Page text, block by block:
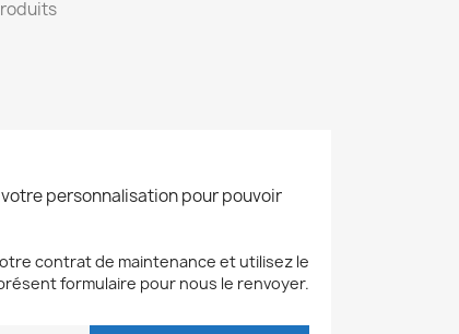
personnalisation pour pouvoir
contrat de maintenance et utilisez le
formulaire pour nous le renvoyer.